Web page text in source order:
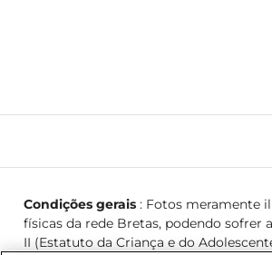
Condições gerais: Fotos meramente
físicas da rede Bretas, podendo sofrer
II (Estatuto da Criança e do